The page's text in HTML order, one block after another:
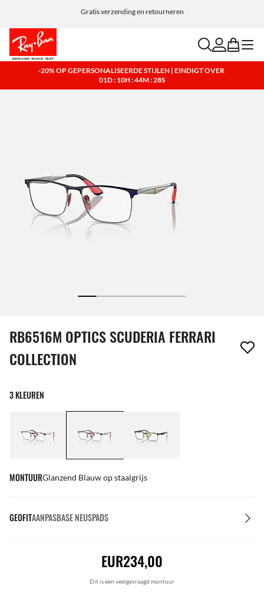
Gratis verzending en retourneren
Kies Klarna en PayPal voor eenvoudige en flexibele betaalopties.
searchaccount
bag menu
-20% OP GEPERSONALISEERDE STIJLEN | EINDIGT OVER
01D : 10H : 44M : 27S
1 item is uit je verlanglijst verwijderd
RB6516M OPTICS SCUDERIA FERRARI
COLLECTION
3 KLEUREN
MONTUURGlanzend Blauw op staalgrijs
GEOFITAANPASBASE NEUSPADS
EUR234,00
Dit is een veelgevraagd montuur